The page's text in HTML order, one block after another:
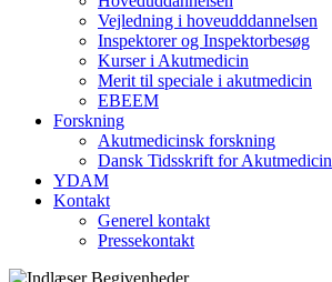
Vejledning i hoveudddannelsen
Inspektorer og Inspektorbesøg
Kurser i Akutmedicin
Merit til speciale i akutmedicin
EBEEM
Forskning
Akutmedicinsk forskning
Dansk Tidsskrift for Akutmedicin
YDAM
Kontakt
Generel kontakt
Pressekontakt